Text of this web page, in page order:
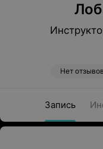
Нет отзывов
Запись